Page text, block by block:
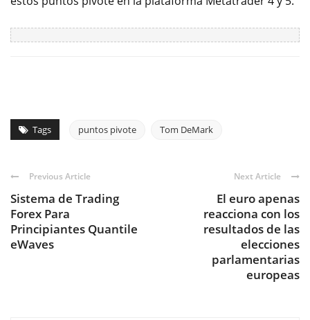
Tags puntos pivote Tom DeMark
Previous Article
Sistema de Trading
Forex Para
Principiantes Quantile
eWaves
Next Article
El euro apenas
reacciona con los
resultados de las
elecciones
parlamentarias
europeas